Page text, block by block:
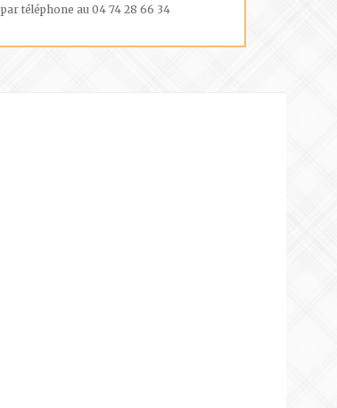
par téléphone au 04 74 28 66 34